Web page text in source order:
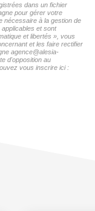
dans un fichier
pour gérer votre
nécessaire à la gestion de
et sont
et libertés », vous
et les faire rectifier
agence@alesia-
d'opposition au
vous inscrire ici :